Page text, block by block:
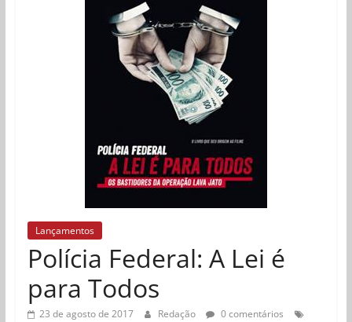
Lançamentos
Polícia Federal: A Lei é
para Todos
23 de agosto de 2017 Redação
0 comentários